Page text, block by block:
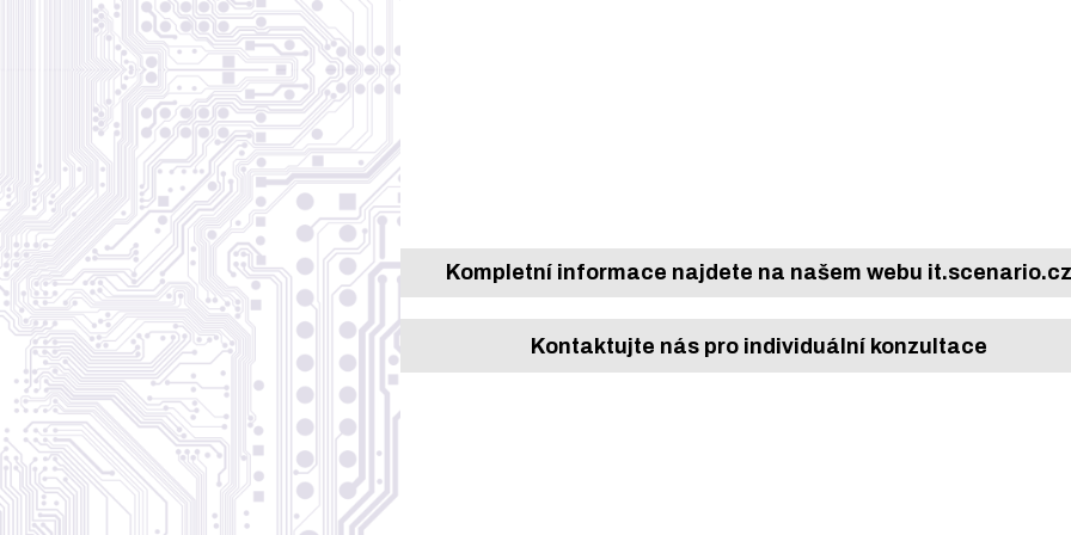
Kompletní informace najdete na našem webu it.scenario.cz
Kontaktujte nás pro individuální konzultace